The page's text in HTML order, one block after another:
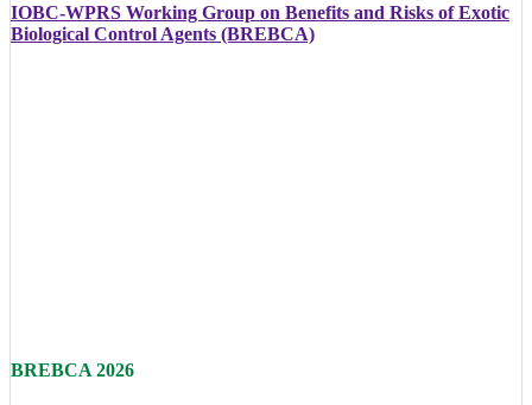
IOBC-WPRS Working Group on Benefits and Risks of Exotic
Biological Control Agents (BREBCA)
BREBCA 2026